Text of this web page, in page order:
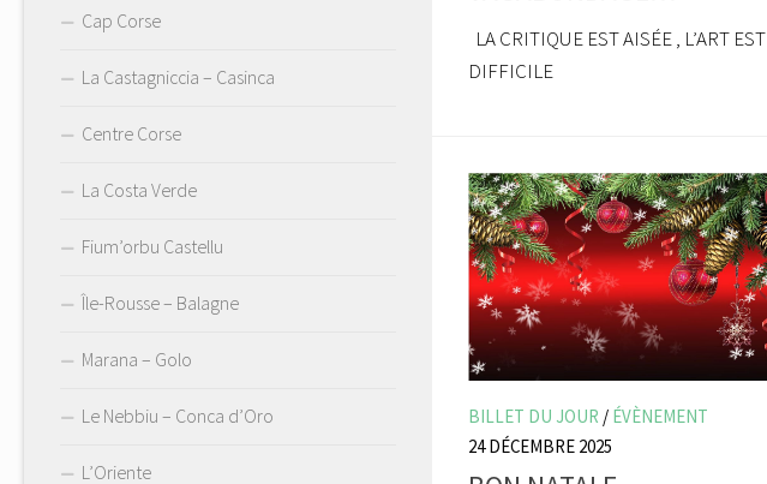
LA CRITIQUE EST AISÉE , L’ART EST
DIFFICILE
BILLET DU JOUR / ÉVÈNEMENT
24 DÉCEMBRE 2025
Cap Corse
La Castagniccia – Casinca
Centre Corse
La Costa Verde
Fium’orbu Castellu
Île-Rousse – Balagne
Marana – Golo
Le Nebbiu – Conca d’Oro
L’Oriente